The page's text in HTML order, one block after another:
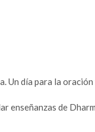
Un día para la
enseñanzas de